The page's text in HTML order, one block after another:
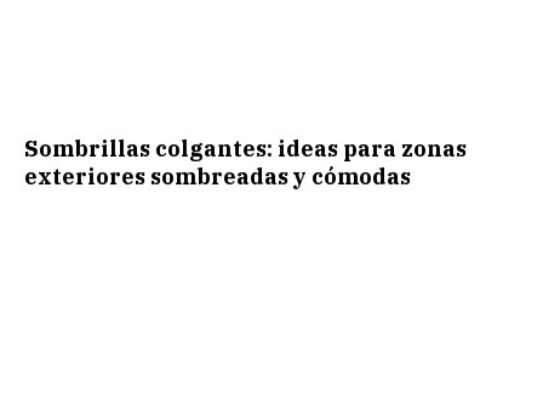
Sombrillas colgantes: ideas para zonas
exteriores sombreadas y cómodas